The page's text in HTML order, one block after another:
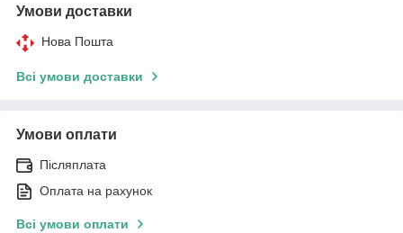
Умови доставки
Нова Пошта
Всі умови доставки
Умови оплати
Післяплата
Оплата на рахунок
Всі умови оплати